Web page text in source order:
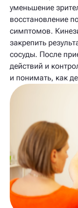
уменьшение
восстановление
симптомов.
закрепить
сосуды. После
действий и
и понимать, как